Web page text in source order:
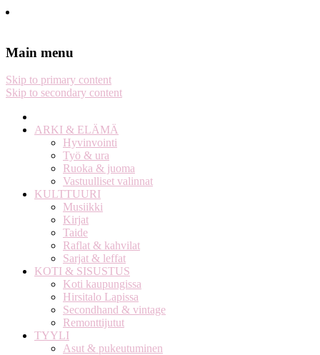
Notes on a life
Main menu
Skip to primary content
Skip to secondary content
ARKI & ELÄMÄ
Hyvinvointi
Työ & ura
Ruoka & juoma
Vastuulliset valinnat
KULTTUURI
Musiikki
Kirjat
Taide
Raflat & kahvilat
Sarjat & leffat
KOTI & SISUSTUS
Koti kaupungissa
Hirsitalo Lapissa
Secondhand & vintage
Remonttijutut
TYYLI
Asut & pukeutuminen